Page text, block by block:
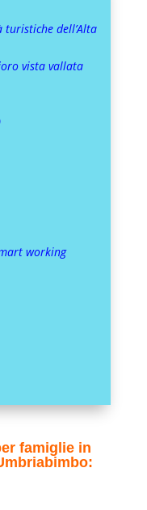
dell’Alta
vista vallata
working
famiglie in